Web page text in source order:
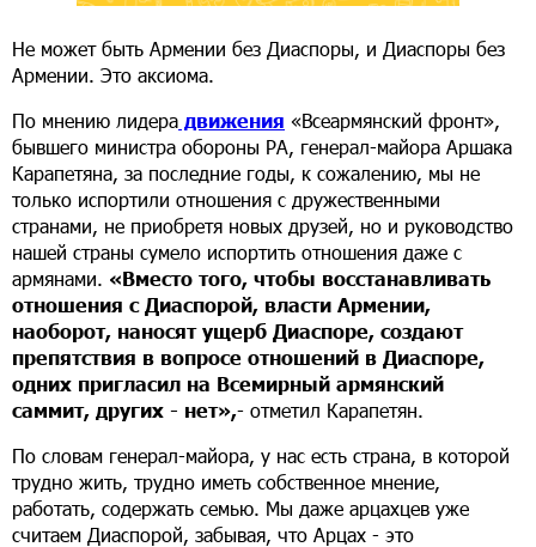
Не может быть Армении без Диаспоры, и Диаспоры без
Армении. Это аксиома.
По мнению лидера движения «Всеармянский фронт»,
бывшего министра обороны РА, генерал-майора Аршака
Карапетяна, за последние годы, к сожалению, мы не
только испортили отношения с дружественными
странами, не приобретя новых друзей, но и руководство
нашей страны сумело испортить отношения даже с
армянами. «Вместо того, чтобы восстанавливать
отношения с Диаспорой, власти Армении,
наоборот, наносят ущерб Диаспоре, создают
препятствия в вопросе отношений в Диаспоре,
одних пригласил на Всемирный армянский
саммит, других - нет»,- отметил Карапетян.
По словам генерал-майора, у нас есть страна, в которой
трудно жить, трудно иметь собственное мнение,
работать, содержать семью. Мы даже арцахцев уже
считаем Диаспорой, забывая, что Арцах - это